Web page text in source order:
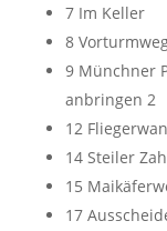
7 Im Keller
8
9 Münchner
anbringen 2
12
14 Steiler
15
17